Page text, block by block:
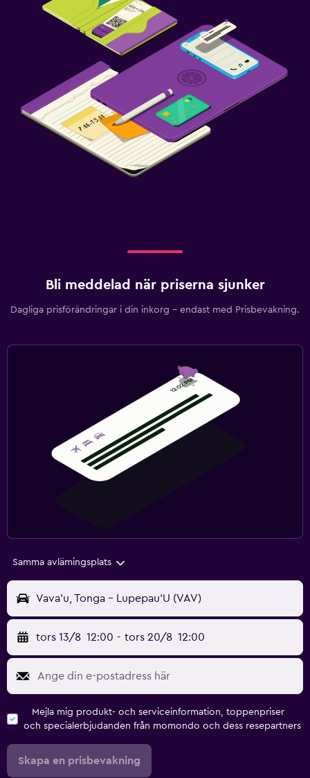
Bli meddelad när priserna sjunker
Dagliga prisförändringar i din inkorg – endast med Prisbevakning.
Samma avlämingsplats
Vava'u, Tonga - Lupepau'U (VAV)
tors 13/8 12:00 - tors 20/8 12:00
Mejla mig produkt- och serviceinformation, toppenpriser
och specialerbjudanden från momondo och dess resepartners
Skapa en prisbevakning